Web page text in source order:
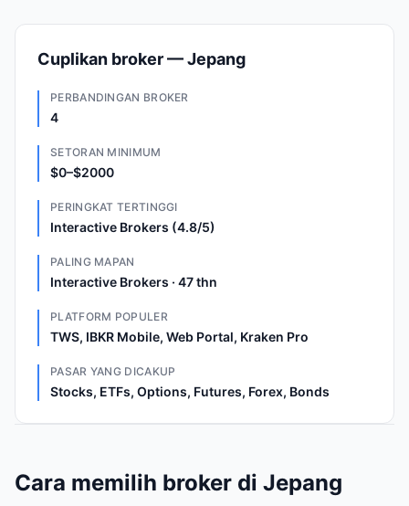
Cuplikan broker — Jepang
PERBANDINGAN BROKER
4
SETORAN MINIMUM
$0–$2000
PERINGKAT TERTINGGI
Interactive Brokers (4.8/5)
PALING MAPAN
Interactive Brokers · 47 thn
PLATFORM POPULER
TWS, IBKR Mobile, Web Portal, Kraken Pro
PASAR YANG DICAKUP
Stocks, ETFs, Options, Futures, Forex, Bonds
Cara memilih broker di Jepang